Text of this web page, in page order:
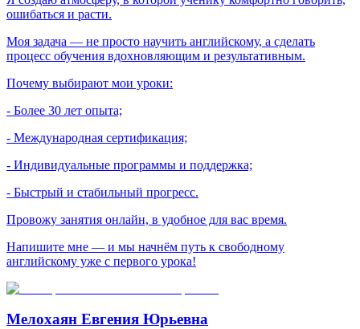
ошибаться и расти.
Моя задача — не просто научить английскому, а сделать
процесс обучения вдохновляющим и результативным.
Почему выбирают мои уроки:
- Более 30 лет опыта;
- Международная сертификация;
- Индивидуальные программы и поддержка;
- Быстрый и стабильный прогресс.
Провожу занятия онлайн, в удобное для вас время.
Напишите мне — и мы начнём путь к свободному
английскому уже с первого урока!
Мелохаян Евгения Юрьевна